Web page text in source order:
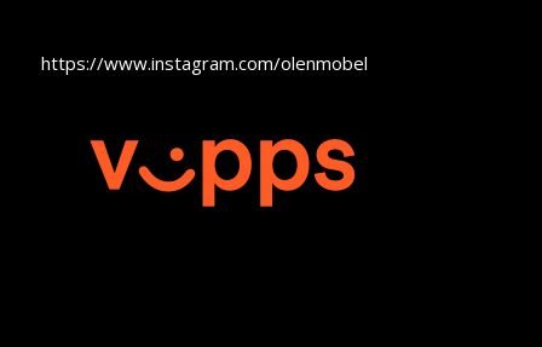
https://www.instagram.com/olenmobel